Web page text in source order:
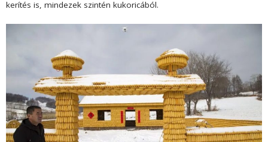
kerítés is, mindezek szintén kukoricából.